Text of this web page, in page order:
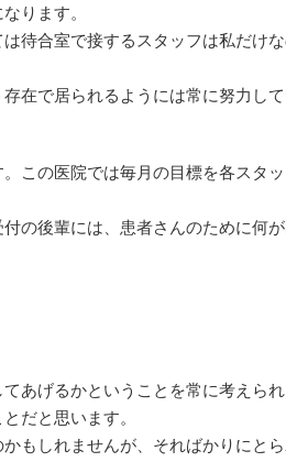
ります。
待合室で接するスタッフは私だけ
在で居られるようには常に努力して
この医院では毎月の目標を各スタ
の後輩には、患者さんのために何
あげるかということを常に考えられ
だと思います。
もしれませんが、そればかりにと